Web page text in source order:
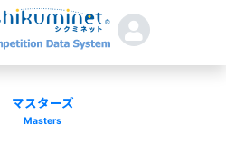
マスターズ
Masters